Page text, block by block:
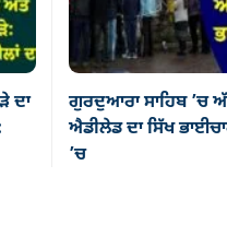
ਦਾ
ਗੁਰਦੁਆਰਾ ਸਾਹਿਬ ’ਚ
ਐਡੀਲੇਡ ਦਾ ਸਿੱਖ
’ਚ